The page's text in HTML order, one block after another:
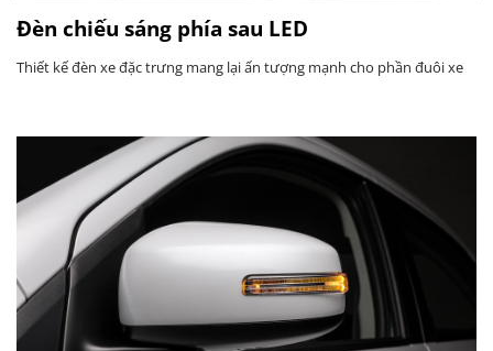
Đèn chiếu sáng phía sau LED
Thiết kế đèn xe đặc trưng mang lại ấn tượng mạnh cho phần đuôi xe​